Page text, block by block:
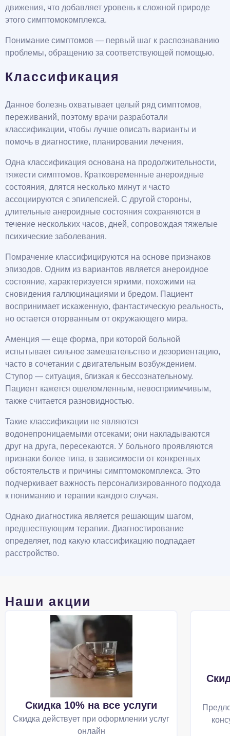
движения, что добавляет уровень к сложной природе
этого симптомокомплекса.
Понимание симптомов — первый шаг к распознаванию
проблемы, обращению за соответствующей помощью.
Классификация
Данное болезнь охватывает целый ряд симптомов,
переживаний, поэтому врачи разработали
классификации, чтобы лучше описать варианты и
помочь в диагностике, планировании лечения.
Одна классификация основана на продолжительности,
тяжести симптомов. Кратковременные анероидные
состояния, длятся несколько минут и часто
ассоциируются с эпилепсией. С другой стороны,
длительные анероидные состояния сохраняются в
течение нескольких часов, дней, сопровождая тяжелые
психические заболевания.
Помрачение классифицируются на основе признаков
эпизодов. Одним из вариантов является анероидное
состояние, характеризуется яркими, похожими на
сновидения галлюцинациями и бредом. Пациент
воспринимает искаженную, фантастическую реальность,
но остается оторванным от окружающего мира.
Аменция — еще форма, при которой больной
испытывает сильное замешательство и дезориентацию,
часто в сочетании с двигательным возбуждением.
Ступор — ситуация, близкая к бессознательному.
Пациент кажется ошеломленным, невосприимчивым,
также считается разновидностью.
Такие классификации не являются
водонепроницаемыми отсеками; они накладываются
друг на друга, пересекаются. У больного проявляются
признаки более типа, в зависимости от конкретных
обстоятельств и причины симптомокомплекса. Это
подчеркивает важность персонализированного подхода
к пониманию и терапии каждого случая.
Однако диагностика является решающим шагом,
предшествующим терапии. Диагностирование
определяет, под какую классификацию подпадает
расстройство.
Наши акции
Скидка 10% на все услуги
Скидка действует при оформлении услуг
онлайн